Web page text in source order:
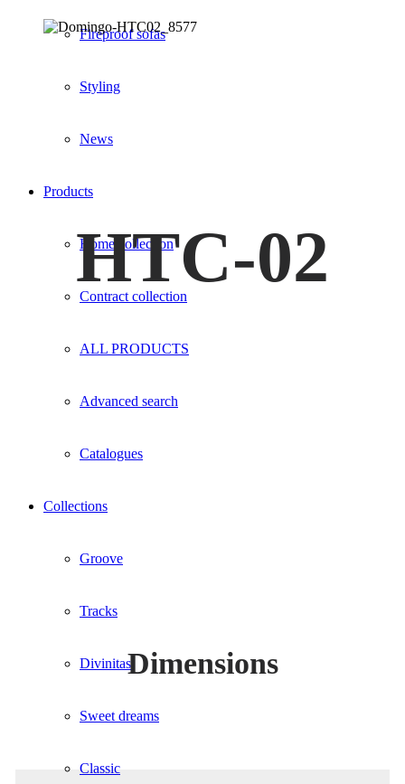
Fireproof sofas
Styling
News
Products
Home collection
Contract collection
ALL PRODUCTS
Advanced search
Catalogues
Collections
Groove
Tracks
Divinitas
Sweet dreams
Classic
HTC-02
Dimensions